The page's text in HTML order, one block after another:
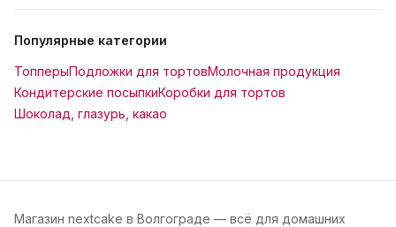
Популярные категории
ТопперыПодложки для тортовМолочная продукция
Кондитерские посыпкиКоробки для тортов
Шоколад, глазурь, какао
Магазин nextcake в Волгограде — всё для домашних